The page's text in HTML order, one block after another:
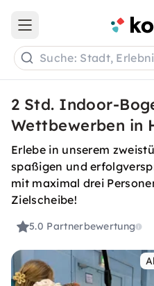
Open main menu
Suche: Stadt,
2 Std. Indoor-
Wettbewerben in
Erlebe in unserem
spaßigen und
mit maximal drei
Zielscheibe!
5.0 Partnerbewertung